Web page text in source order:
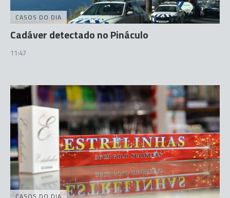
CASOS DO DIA
Cadáver detectado no Pináculo
11:47